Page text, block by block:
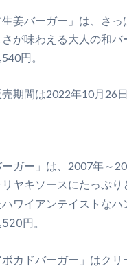
生姜バーガー」は、さ
が味わえる大人の和バ
円。
期間は2022年10月26
ーガー」は、2007年～
ヤキソースにたっぷ
ワイアンテイストなハ
円。
ボカドバーガー」はク